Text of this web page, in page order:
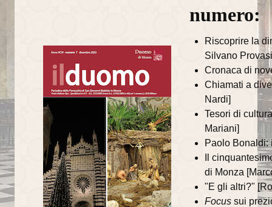
Gli Alabardieri
Arte e collezioni
La Corona Ferrea
La Cappella di Teodolinda
I grandi Cicli Decorativi
Il Museo e il Tesoro
Cultura e musica
numero:
Riscoprire la
Silvano
Cronaca di
Chiamati a
Nardi]
Tesori di
Mariani]
Paolo Bonaldi:
Il
di Monza
"E gli altri?"
Focus sui